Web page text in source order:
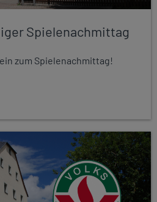
Spielenachmittag
zum Spielenachmittag!